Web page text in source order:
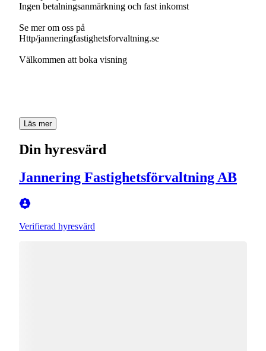
Ingen betalningsanmärkning och fast inkomst
Se mer om oss på
Http/janneringfastighetsforvaltning.se
Välkommen att boka visning
Läs mer
Din hyresvärd
Jannering Fastighetsförvaltning AB
Verifierad hyresvärd